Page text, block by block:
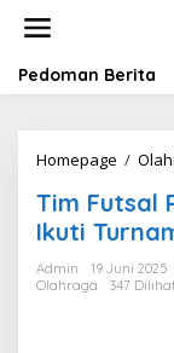
t
Pedoman Berita
Homepage /
Tim Futsal
Ikuti
Admin
19 Juni 2025
Olahraga
347 Dilihat